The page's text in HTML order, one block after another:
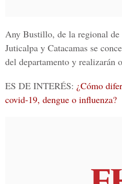
Any Bustillo, de la regional de
Juticalpa y Catacamas se
del departamento y realizarán
ES DE INTERÉS: ¿Cómo
covid-19, dengue o influenza?